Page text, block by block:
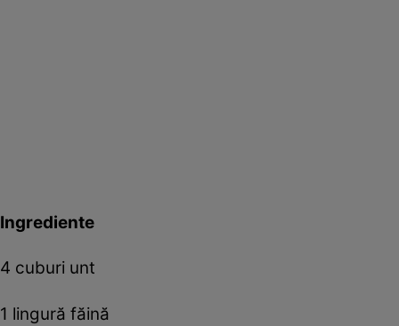
Ingrediente
4 cuburi unt
1 lingură făină